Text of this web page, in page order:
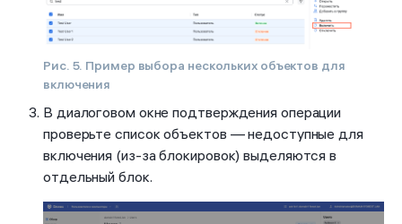
Рис. 5. Пример выбора нескольких объектов для
включения
В диалоговом окне подтверждения операции
проверьте список объектов — недоступные для
включения (из-за блокировок) выделяются в
отдельный блок.